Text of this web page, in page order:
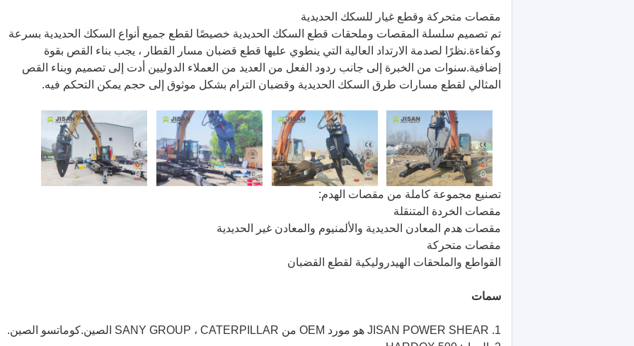
مقصات متحركة وقطع غيار للسكك الحديدية
تم تصميم سلسلة المقصات وملحقات قطع السكك الحديدية خصيصًا لقطع جميع أنواع السكك الحديدية بسرعة
وكفاءة.نظرًا لصدمة الارتداد العالية التي ينطوي عليها قطع قضبان مسار القطار ، يجب بناء القص بقوة
إضافية.سنوات من الخبرة إلى جانب ردود الفعل من العديد من العملاء الدوليين أدت إلى تصميم وبناء القص
المثالي لقطع مسارات طرق السكك الحديدية وقضبان الترام بشكل موثوق إلى حجم يمكن التحكم فيه.
تصنيع مجموعة كاملة من مقصات الهدم:
مقصات الخردة المتنقلة
مقصات هدم المعادن الحديدية والألمنيوم والمعادن غير الحديدية
مقصات متحركة
القواطع والملحقات الهيدروليكية لقطع القضبان
سمات
1. JISAN POWER SHEAR هو مورد OEM من SANY GROUP ، CATERPILLAR الصين.كوماتسو الصين.